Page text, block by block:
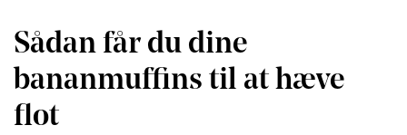
Sådan får du dine
bananmuffins til at hæve
flot